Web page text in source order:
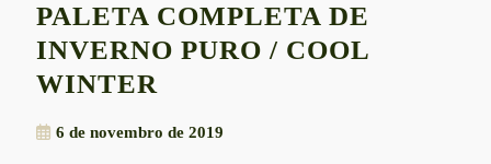
PALETA COMPLETA DE
INVERNO PURO / COOL
WINTER
DE
6 de novembro de 2019